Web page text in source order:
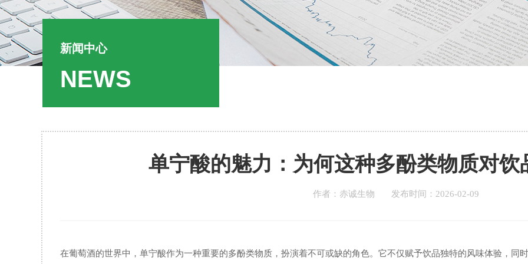
新闻中心
NEWS
单宁酸的魅力：为何这种多酚类物质对饮
作者：赤诚生物 发布时间：2026-02-09
在葡萄酒的世界中，单宁酸作为一种重要的多酚类物质，扮演着不可或缺的角色。它不仅赋予饮品独特的风味体验，同